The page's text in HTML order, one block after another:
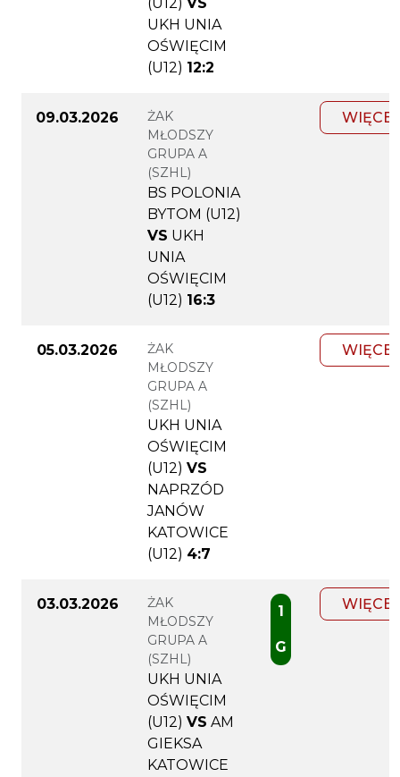
UKH UNIA
OŚWIĘCIM
(U12) 12:2
09.03.2026
ŻAK
MŁODSZY
GRUPA A
(SZHL)
BS POLONIA
BYTOM (U12)
VS UKH
UNIA
OŚWIĘCIM
(U12) 16:3
WIĘCEJ
05.03.2026
ŻAK
MŁODSZY
GRUPA A
(SZHL)
UKH UNIA
OŚWIĘCIM
(U12) VS
NAPRZÓD
JANÓW
KATOWICE
(U12) 4:7
WIĘCEJ
03.03.2026
ŻAK
MŁODSZY
GRUPA A
(SZHL)
UKH UNIA
OŚWIĘCIM
(U12) VS AM
GIEKSA
KATOWICE
1
G
WIĘCEJ